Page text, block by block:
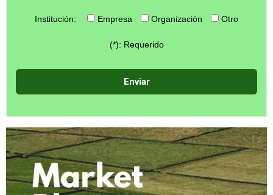
Institución: Empresa Organización Otro
(*): Requerido